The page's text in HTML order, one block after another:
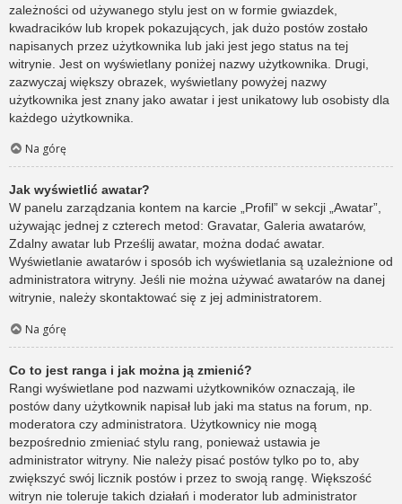
zależności od używanego stylu jest on w formie gwiazdek,
kwadracików lub kropek pokazujących, jak dużo postów zostało
napisanych przez użytkownika lub jaki jest jego status na tej
witrynie. Jest on wyświetlany poniżej nazwy użytkownika. Drugi,
zazwyczaj większy obrazek, wyświetlany powyżej nazwy
użytkownika jest znany jako awatar i jest unikatowy lub osobisty dla
każdego użytkownika.
Na górę
Jak wyświetlić awatar?
W panelu zarządzania kontem na karcie „Profil” w sekcji „Awatar”,
używając jednej z czterech metod: Gravatar, Galeria awatarów,
Zdalny awatar lub Prześlij awatar, można dodać awatar.
Wyświetlanie awatarów i sposób ich wyświetlania są uzależnione od
administratora witryny. Jeśli nie można używać awatarów na danej
witrynie, należy skontaktować się z jej administratorem.
Na górę
Co to jest ranga i jak można ją zmienić?
Rangi wyświetlane pod nazwami użytkowników oznaczają, ile
postów dany użytkownik napisał lub jaki ma status na forum, np.
moderatora czy administratora. Użytkownicy nie mogą
bezpośrednio zmieniać stylu rang, ponieważ ustawia je
administrator witryny. Nie należy pisać postów tylko po to, aby
zwiększyć swój licznik postów i przez to swoją rangę. Większość
witryn nie toleruje takich działań i moderator lub administrator